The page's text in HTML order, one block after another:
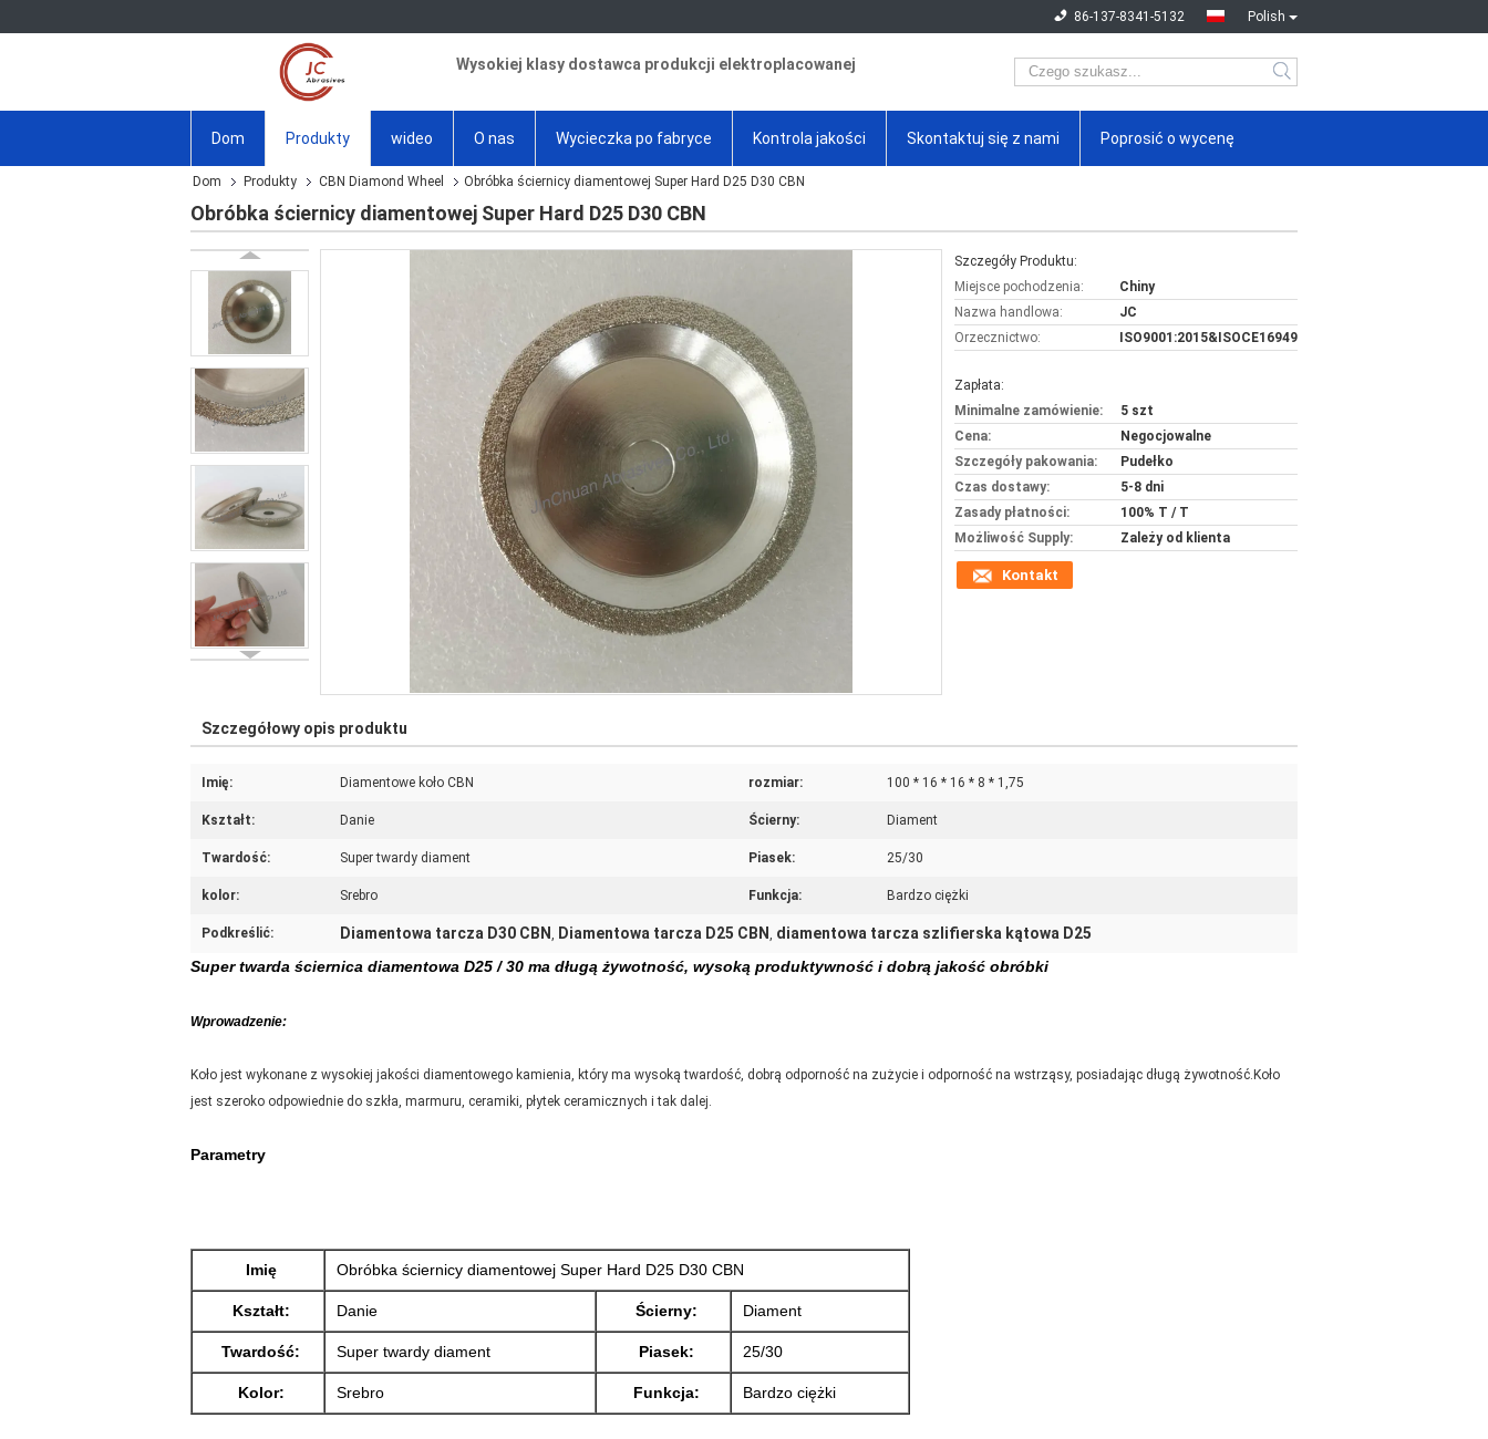
Polish
86-137-8341-5132
Wysokiej klasy dostawca produkcji elektroplacowanej
Dom Produkty wideo O nas Wycieczka po fabryce Kontrola jakości Skontaktuj się z nami Poprosić o wycenę
Dom Produkty CBN Diamond Wheel Obróbka ściernicy diamentowej Super Hard D25 D30 CBN
Obróbka ściernicy diamentowej Super Hard D25 D30 CBN
Szczegóły Produktu:
Miejsce pochodzenia:
Chiny
Nazwa handlowa:
JC
Orzecznictwo:
ISO9001:2015&ISOCE16949
Zapłata:
Minimalne zamówienie:
5 szt
Cena:
Negocjowalne
Szczegóły pakowania:
Pudełko
Czas dostawy:
5-8 dni
Zasady płatności:
100% T / T
Możliwość Supply:
Zależy od klienta
Kontakt
Szczegółowy opis produktu
Imię: Diamentowe koło CBN rozmiar: 100 * 16 * 16 * 8 * 1,75
Kształt: Danie Ścierny: Diament
Twardość: Super twardy diament Piasek: 25/30
kolor: Srebro Funkcja: Bardzo ciężki
Podkreślić: Diamentowa tarcza D30 CBN , Diamentowa tarcza D25 CBN , diamentowa tarcza szlifierska kątowa D25
Super twarda ściernica diamentowa D25 / 30 ma długą żywotność, wysoką produktywność i dobrą jakość obróbki
Wprowadzenie:
Koło jest wykonane z wysokiej jakości diamentowego kamienia, który ma wysoką twardość, dobrą odporność na zużycie i odporność na wstrząsy, posiadając długą żywotność.Koło
jest szeroko odpowiednie do szkła, marmuru, ceramiki, płytek ceramicznych i tak dalej.
Parametry
Imię Obróbka ściernicy diamentowej Super Hard D25 D30 CBN
Kształt: Danie Ścierny: Diament
Twardość: Super twardy diament Piasek: 25/30
Kolor: Srebro Funkcja: Bardzo ciężki